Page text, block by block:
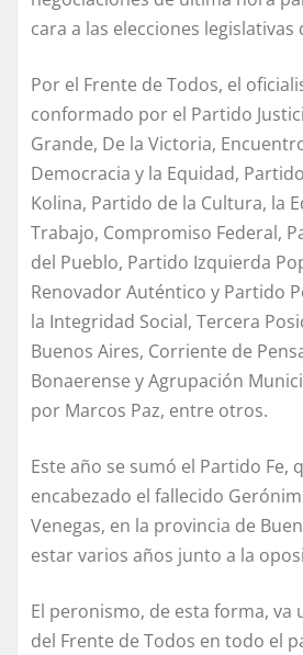
cara a las elecciones legislativas
Por el Frente de Todos, el
conformado por el Partido
Grande, De la Victoria,
Democracia y la Equidad,
Kolina, Partido de la Cultura, la
Trabajo, Compromiso Federal,
del Pueblo, Partido Izquierda
Renovador Auténtico y Partido
la Integridad Social, Tercera
Buenos Aires, Corriente de
Bonaerense y Agrupación
por Marcos Paz, entre otros.
Este año se sumó el Partido Fe,
encabezado el fallecido
Venegas, en la provincia de
estar varios años junto a la
El peronismo, de esta forma, va
del Frente de Todos en todo el